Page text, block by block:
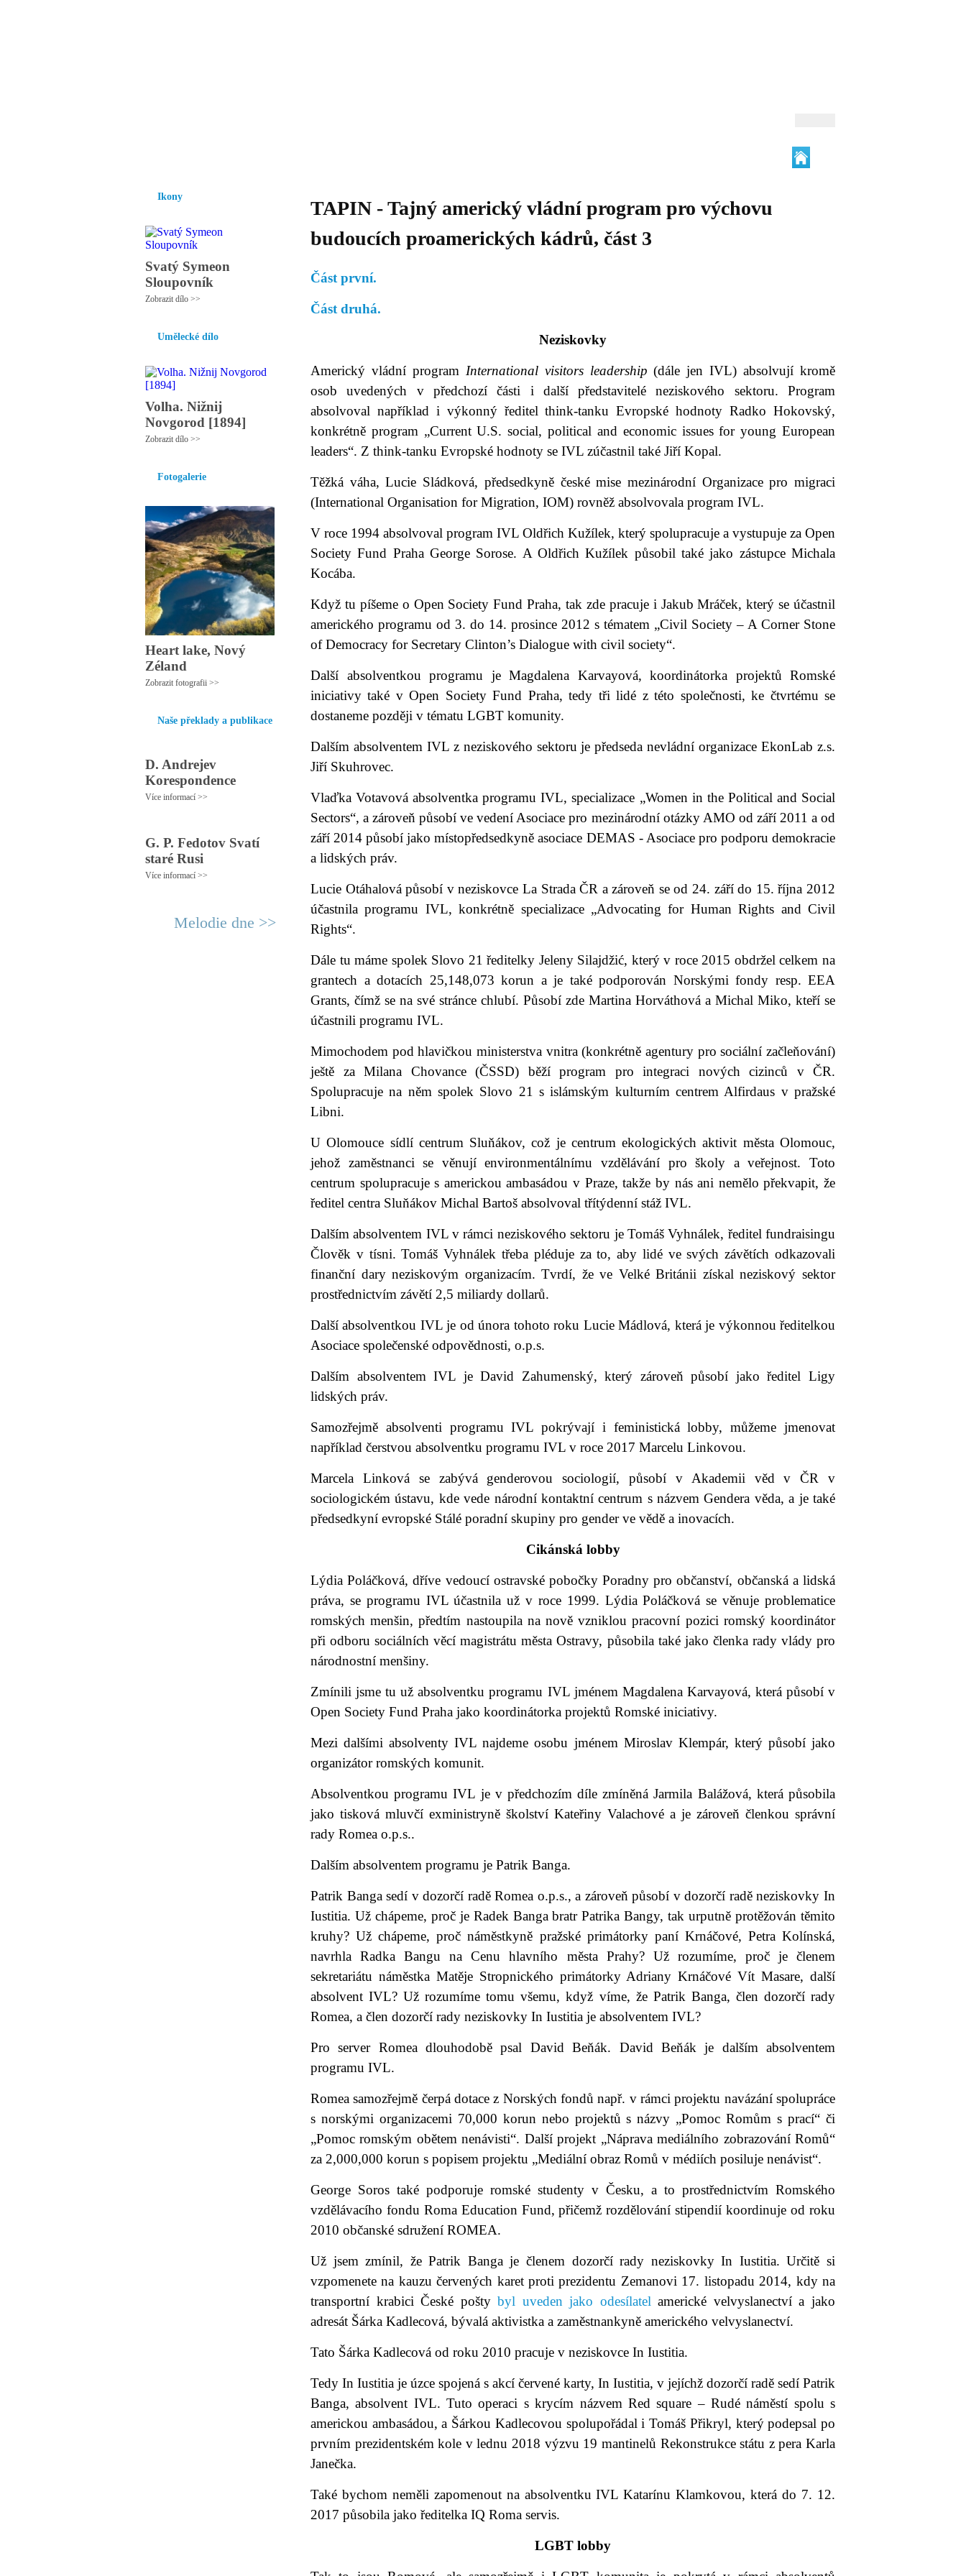
Ikony
Svatý Symeon
Sloupovník
Zobrazit dílo >>
Umělecké dílo
Volha. Nižnij
Novgorod [1894]
Zobrazit dílo >>
Fotogalerie
Heart lake, Nový
Zéland
Zobrazit fotografii >>
Naše překlady a publikace
D. Andrejev
Korespondence
Více informací >>
G. P. Fedotov Svatí
staré Rusi
Více informací >>
Melodie dne >>
TAPIN - Tajný americký vládní program pro výchovu
budoucích proamerických kádrů, část 3
Část první.
Část druhá.
Neziskovky
Americký vládní program International visitors leadership (dále jen IVL) absolvují kromě
osob uvedených v předchozí části i další představitelé neziskového sektoru. Program
absolvoval například i výkonný ředitel think-tanku Evropské hodnoty Radko Hokovský,
konkrétně program „Current U.S. social, political and economic issues for young European
leaders“. Z think-tanku Evropské hodnoty se IVL zúčastnil také Jiří Kopal.
Těžká váha, Lucie Sládková, předsedkyně české mise mezinárodní Organizace pro migraci
(International Organisation for Migration, IOM) rovněž absolvovala program IVL.
V roce 1994 absolvoval program IVL Oldřich Kužílek, který spolupracuje a vystupuje za Open
Society Fund Praha George Sorose. A Oldřich Kužílek působil také jako zástupce Michala
Kocába.
Když tu píšeme o Open Society Fund Praha, tak zde pracuje i Jakub Mráček, který se účastnil
amerického programu od 3. do 14. prosince 2012 s tématem „Civil Society – A Corner Stone
of Democracy for Secretary Clinton’s Dialogue with civil society“.
Další absolventkou programu je Magdalena Karvayová, koordinátorka projektů Romské
iniciativy také v Open Society Fund Praha, tedy tři lidé z této společnosti, ke čtvrtému se
dostaneme později v tématu LGBT komunity.
Dalším absolventem IVL z neziskového sektoru je předseda nevládní organizace EkonLab z.s.
Jiří Skuhrovec.
Vlaďka Votavová absolventka programu IVL, specializace „Women in the Political and Social
Sectors“, a zároveň působí ve vedení Asociace pro mezinárodní otázky AMO od září 2011 a od
září 2014 působí jako místopředsedkyně asociace DEMAS - Asociace pro podporu demokracie
a lidských práv.
Lucie Otáhalová působí v neziskovce La Strada ČR a zároveň se od 24. září do 15. října 2012
účastnila programu IVL, konkrétně specializace „Advocating for Human Rights and Civil
Rights“.
Dále tu máme spolek Slovo 21 ředitelky Jeleny Silajdžić, který v roce 2015 obdržel celkem na
grantech a dotacích 25,148,073 korun a je také podporován Norskými fondy resp. EEA
Grants, čímž se na své stránce chlubí. Působí zde Martina Horváthová a Michal Miko, kteří se
účastnili programu IVL.
Mimochodem pod hlavičkou ministerstva vnitra (konkrétně agentury pro sociální začleňování)
ještě za Milana Chovance (ČSSD) běží program pro integraci nových cizinců v ČR.
Spolupracuje na něm spolek Slovo 21 s islámským kulturním centrem Alfirdaus v pražské
Libni.
U Olomouce sídlí centrum Sluňákov, což je centrum ekologických aktivit města Olomouc,
jehož zaměstnanci se věnují environmentálnímu vzdělávání pro školy a veřejnost. Toto
centrum spolupracuje s americkou ambasádou v Praze, takže by nás ani nemělo překvapit, že
ředitel centra Sluňákov Michal Bartoš absolvoval třítýdenní stáž IVL.
Dalším absolventem IVL v rámci neziskového sektoru je Tomáš Vyhnálek, ředitel fundraisingu
Člověk v tísni. Tomáš Vyhnálek třeba pléduje za to, aby lidé ve svých závětích odkazovali
finanční dary neziskovým organizacím. Tvrdí, že ve Velké Británii získal neziskový sektor
prostřednictvím závětí 2,5 miliardy dollarů.
Další absolventkou IVL je od února tohoto roku Lucie Mádlová, která je výkonnou ředitelkou
Asociace společenské odpovědnosti, o.p.s.
Dalším absolventem IVL je David Zahumenský, který zároveň působí jako ředitel Ligy
lidských práv.
Samozřejmě absolventi programu IVL pokrývají i feministická lobby, můžeme jmenovat
například čerstvou absolventku programu IVL v roce 2017 Marcelu Linkovou.
Marcela Linková se zabývá genderovou sociologií, působí v Akademii věd v ČR v
sociologickém ústavu, kde vede národní kontaktní centrum s názvem Gendera věda, a je také
předsedkyní evropské Stálé poradní skupiny pro gender ve vědě a inovacích.
Cikánská lobby
Lýdia Poláčková, dříve vedoucí ostravské pobočky Poradny pro občanství, občanská a lidská
práva, se programu IVL účastnila už v roce 1999. Lýdia Poláčková se věnuje problematice
romských menšin, předtím nastoupila na nově vzniklou pracovní pozici romský koordinátor
při odboru sociálních věcí magistrátu města Ostravy, působila také jako členka rady vlády pro
národnostní menšiny.
Zmínili jsme tu už absolventku programu IVL jménem Magdalena Karvayová, která působí v
Open Society Fund Praha jako koordinátorka projektů Romské iniciativy.
Mezi dalšími absolventy IVL najdeme osobu jménem Miroslav Klempár, který působí jako
organizátor romských komunit.
Absolventkou programu IVL je v předchozím díle zmíněná Jarmila Balážová, která působila
jako tisková mluvčí exministryně školství Kateřiny Valachové a je zároveň členkou správní
rady Romea o.p.s..
Dalším absolventem programu je Patrik Banga.
Patrik Banga sedí v dozorčí radě Romea o.p.s., a zároveň působí v dozorčí radě neziskovky In
Iustitia. Už chápeme, proč je Radek Banga bratr Patrika Bangy, tak urputně protěžován těmito
kruhy? Už chápeme, proč náměstkyně pražské primátorky paní Krnáčové, Petra Kolínská,
navrhla Radka Bangu na Cenu hlavního města Prahy? Už rozumíme, proč je členem
sekretariátu náměstka Matěje Stropnického primátorky Adriany Krnáčové Vít Masare, další
absolvent IVL? Už rozumíme tomu všemu, když víme, že Patrik Banga, člen dozorčí rady
Romea, a člen dozorčí rady neziskovky In Iustitia je absolventem IVL?
Pro server Romea dlouhodobě psal David Beňák. David Beňák je dalším absolventem
programu IVL.
Romea samozřejmě čerpá dotace z Norských fondů např. v rámci projektu navázání spolupráce
s norskými organizacemi 70,000 korun nebo projektů s názvy „Pomoc Romům s prací“ či
„Pomoc romským obětem nenávisti“. Další projekt „Náprava mediálního zobrazování Romů“
za 2,000,000 korun s popisem projektu „Mediální obraz Romů v médiích posiluje nenávist“.
George Soros také podporuje romské studenty v Česku, a to prostřednictvím Romského
vzdělávacího fondu Roma Education Fund, přičemž rozdělování stipendií koordinuje od roku
2010 občanské sdružení ROMEA.
Už jsem zmínil, že Patrik Banga je členem dozorčí rady neziskovky In Iustitia. Určitě si
vzpomenete na kauzu červených karet proti prezidentu Zemanovi 17. listopadu 2014, kdy na
transportní krabici České poštybyl uveden jako odesílatel americké velvyslanectví a jako
adresát Šárka Kadlecová, bývalá aktivistka a zaměstnankyně amerického velvyslanectví.
Tato Šárka Kadlecová od roku 2010 pracuje v neziskovce In Iustitia.
Tedy In Iustitia je úzce spojená s akcí červené karty, In Iustitia, v jejíchž dozorčí radě sedí Patrik
Banga, absolvent IVL. Tuto operaci s krycím názvem Red square – Rudé náměstí spolu s
americkou ambasádou, a Šárkou Kadlecovou spolupořádal i Tomáš Přikryl, který podepsal po
prvním prezidentském kole v lednu 2018 výzvu 19 mantinelů Rekonstrukce státu z pera Karla
Janečka.
Také bychom neměli zapomenout na absolventku IVL Katarínu Klamkovou, která do 7. 12.
2017 působila jako ředitelka IQ Roma servis.
LGBT lobby